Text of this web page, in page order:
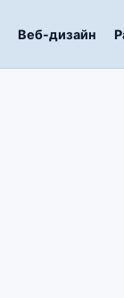
Веб-дизайн